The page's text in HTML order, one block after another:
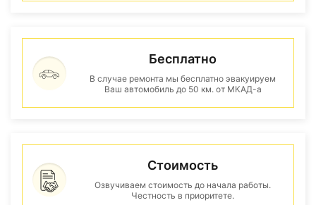
Бесплатно
В случае ремонта мы бесплатно эвакуируем
Ваш автомобиль до 50 км. от МКАД-а
Стоимость
Озвучиваем стоимость до начала работы.
Честность в приоритете.